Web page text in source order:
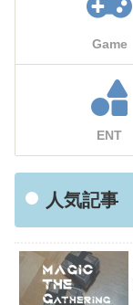
Game
ENT
人気記事